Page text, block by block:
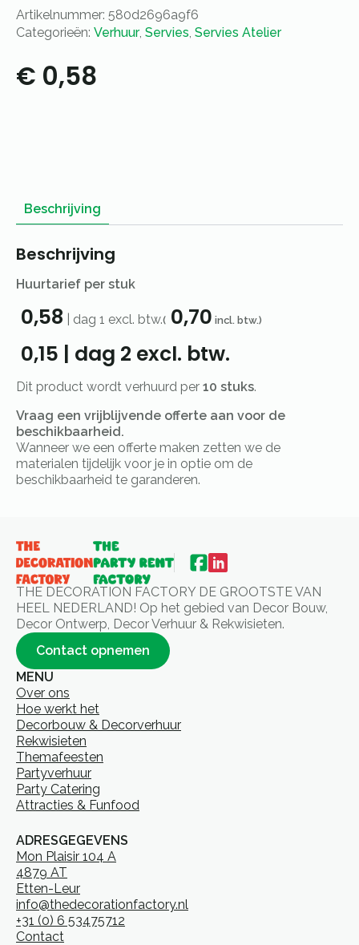
aantal
Artikelnummer: 580d2696a9f6
Categorieën: Verhuur, Servies Servies Atelier
€ 0,58
Beschrijving
Beschrijving
Huurtarief per stuk
0,58 dag 1 excl. btw.( 0,70 incl. btw.)
0,15 | dag 2 excl. btw.
Dit product wordt verhuurd per 10 stuks.
Vraag een vrijblijvende offerte aan voor de
beschikbaarheid.
Wanneer we een offerte maken zetten we de
materialen tijdelijk voor je in optie om de
beschikbaarheid te garanderen.
THE DECORATION FACTORY DE GROOTSTE VAN
HEEL NEDERLAND! Op het gebied van Decor Bouw,
Decor Ontwerp, Decor Verhuur & Rekwisieten.
Contact opnemen
MENU
Over ons
Hoe werkt het
Decorbouw & Decorverhuur
Rekwisieten
Themafeesten
Partyverhuur
Party Catering
Attracties & Funfood
ADRESGEGEVENS
Mon Plaisir 104 A
4879 AT
Etten-Leur
info@thedecorationfactory.nl
+31 (0) 6 53475712
Contact